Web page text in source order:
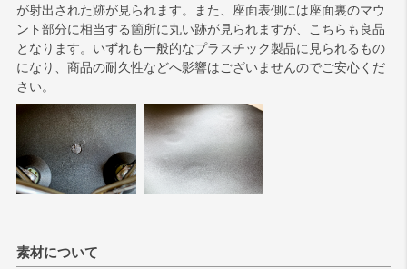
が射出された跡が見られます。また、座面表側には座面裏のマウ
ント部分に相当する箇所に丸い跡が見られますが、こちらも良品
となります。いずれも一般的なプラスチック製品に見られるもの
になり、商品の耐久性などへ影響はございませんのでご安心くだ
さい。
素材について